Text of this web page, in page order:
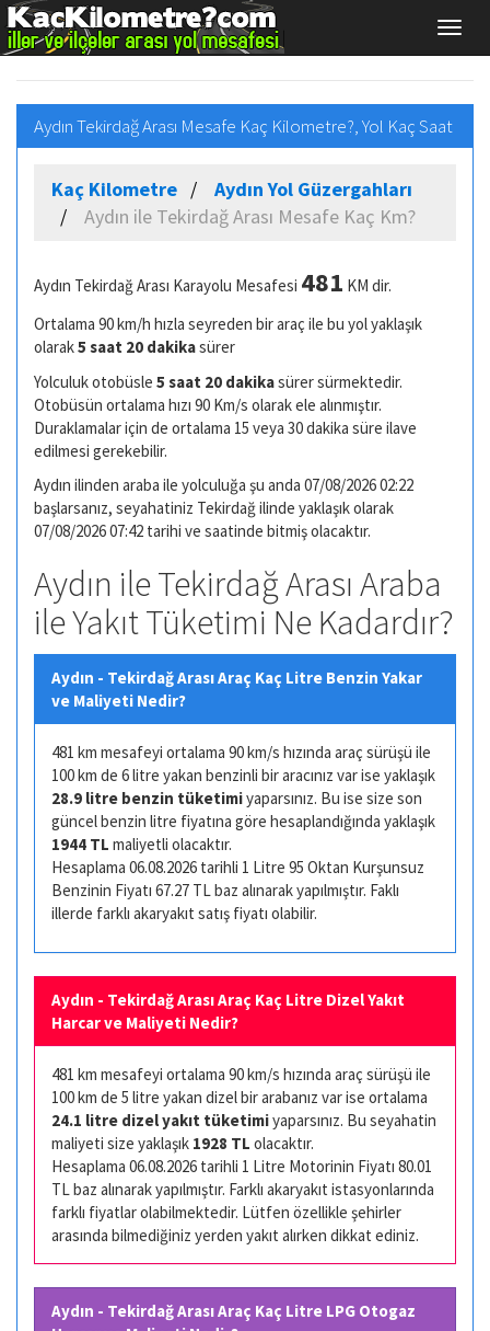
Aydın Tekirdağ Arası Mesafe Kaç Kilometre?, Yol Kaç Saat
Kaç Kilometre
Aydın Yol Güzergahları
Aydın ile Tekirdağ Arası Mesafe Kaç Km?
Aydın Tekirdağ Arası Karayolu Mesafesi 481 KM dir.
Ortalama 90 km/h hızla seyreden bir araç ile bu yol yaklaşık
olarak5 saat 20 dakikasürer
Yolculuk otobüsle 5 saat 20 dakikasürer sürmektedir.
Otobüsün ortalama hızı 90 Km/s olarak ele alınmıştır.
Duraklamalar için de ortalama 15 veya 30 dakika süre ilave
edilmesi gerekebilir.
Aydın ilinden araba ile yolculuğa şu anda 07/08/2026 02:22
başlarsanız, seyahatiniz Tekirdağ ilinde yaklaşık olarak
07/08/2026 07:42 tarihi ve saatinde bitmiş olacaktır.
Aydın ile Tekirdağ Arası Araba
ile Yakıt Tüketimi Ne Kadardır?
Aydın - Tekirdağ Arası Araç Kaç Litre Benzin Yakar
ve Maliyeti Nedir?
481 km mesafeyi ortalama 90 km/s hızında araç sürüşü ile
100 km de 6 litre yakan benzinli bir aracınız var ise yaklaşık
28.9 litre benzin tüketimiyaparsınız. Bu ise size son
güncel benzin litre fiyatına göre hesaplandığında yaklaşık
1944 TL maliyetli olacaktır.
Hesaplama 06.08.2026 tarihli 1 Litre 95 Oktan Kurşunsuz
Benzinin Fiyatı 67.27 TL baz alınarak yapılmıştır. Faklı
illerde farklı akaryakıt satış fiyatı olabilir.
Aydın - Tekirdağ Arası Araç Kaç Litre Dizel Yakıt
Harcar ve Maliyeti Nedir?
481 km mesafeyi ortalama 90 km/s hızında araç sürüşü ile
100 km de 5 litre yakan dizel bir arabanız var ise ortalama
24.1 litre dizel yakıt tüketimiyaparsınız. Bu seyahatin
maliyeti size yaklaşık 1928 TL olacaktır.
Hesaplama 06.08.2026 tarihli 1 Litre Motorinin Fiyatı 80.01
TL baz alınarak yapılmıştır. Farklı akaryakıt istasyonlarında
farklı fiyatlar olabilmektedir. Lütfen özellikle şehirler
arasında bilmediğiniz yerden yakıt alırken dikkat ediniz.
Aydın - Tekirdağ Arası Araç Kaç Litre LPG Otogaz